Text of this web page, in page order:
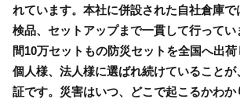
れています。本社に併設された自社倉庫で
検品、セットアップまで一貫して行って
間10万セットもの防災セットを全国へ出
個人様、法人様に選ばれ続けていること
証です。災害はいつ、どこで起こるかわか